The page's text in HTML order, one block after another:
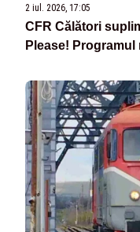
2 iul. 2026, 17:05
CFR Călători
Please!